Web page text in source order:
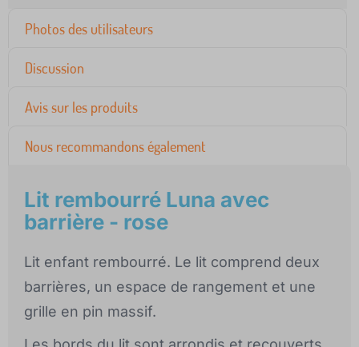
Photos des utilisateurs
Discussion
Avis sur les produits
Nous recommandons également
Lit rembourré Luna avec
barrière - rose
Lit enfant rembourré. Le lit comprend deux
barrières, un espace de rangement et une
grille en pin massif.